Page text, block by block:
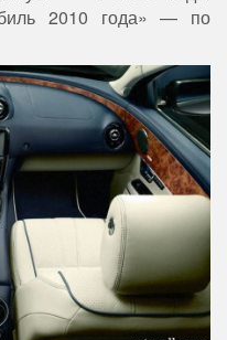
2010 года» — по